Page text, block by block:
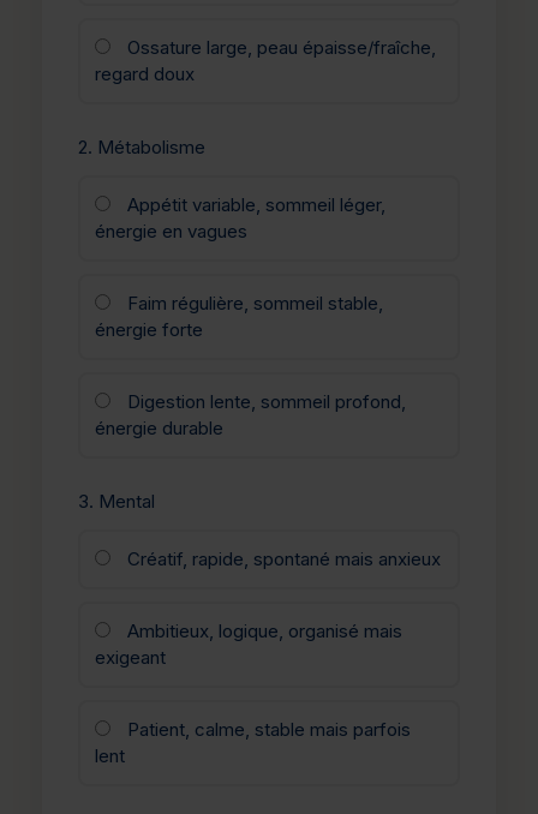
Ossature large, peau épaisse/fraîche,
regard doux
2. Métabolisme
Appétit variable, sommeil léger,
énergie en vagues
Faim régulière, sommeil stable,
énergie forte
Digestion lente, sommeil profond,
énergie durable
3. Mental
Créatif, rapide, spontané mais anxieux
Ambitieux, logique, organisé mais
exigeant
Patient, calme, stable mais parfois
lent